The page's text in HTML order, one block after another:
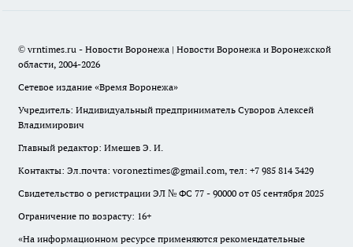
© vrntimes.ru - Новости Воронежа | Новости Воронежа и Воронежской
области, 2004-2026
Сетевое издание «Время Воронежа»
Учредитель: Индивидуальный предприниматель Суворов Алексей
Владимирович
Главный редактор: Имешев Э. И.
Контакты: Эл.почта: voroneztimes@gmail.com, тел: +7 985 814 3429
Свидетельство о регистрации ЭЛ № ФС 77 - 90000 от 05 сентября 2025
Ограничение по возрасту: 16+
«На информационном ресурсе применяются рекомендательные